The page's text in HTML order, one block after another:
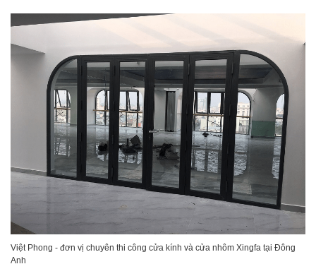
Việt Phong - đơn vị chuyên thi công cửa kính và cửa nhôm Xingfa tại Đông
Anh